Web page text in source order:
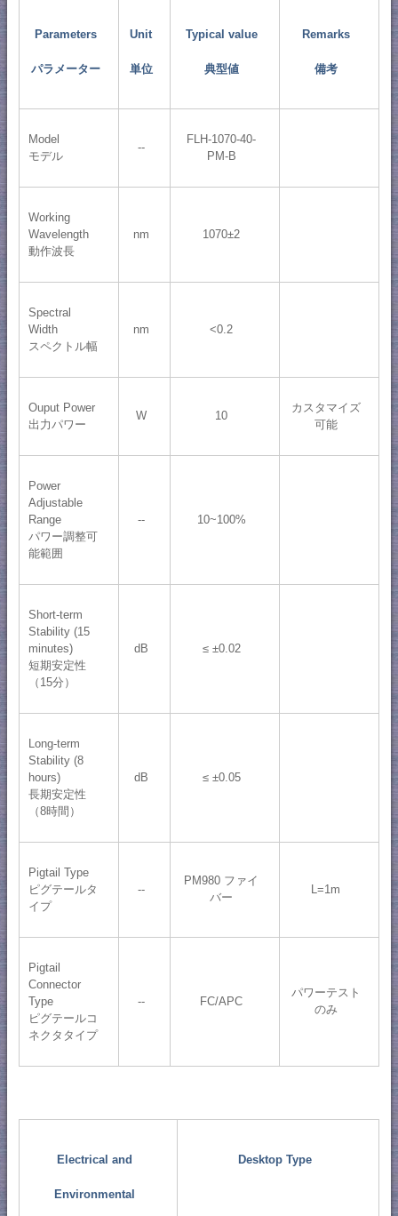
Parameters
パラメーター
Unit
単位
Typical value
典型値
Remarks
備考
Model
モデル
--
FLH-1070-40-
PM-B
Working
Wavelength
動作波長
nm 1070±2
Spectral
Width
スペクトル幅
nm <0.2
Ouput Power
出力パワー
W 10
カスタマイズ
可能
Power
Adjustable
Range
パワー調整可
能範囲
-- 10~100%
Short-term
Stability (15
minutes)
短期安定性
（15分）
dB ≤ ±0.02
Long-term
Stability (8
hours)
長期安定性
（8時間）
dB ≤ ±0.05
Pigtail Type
ピグテールタ
イプ
--
PM980 ファイ
バー
L=1m
Pigtail
Connector
Type
ピグテールコ
ネクタタイプ
-- FC/APC
パワーテスト
のみ
Electrical and
Environmental
Desktop Type